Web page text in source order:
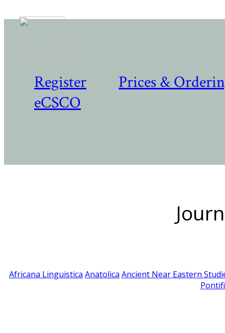
Register
Prices &
eCSCO
Africana Linguistica Anatolica Ancient Near Eastern